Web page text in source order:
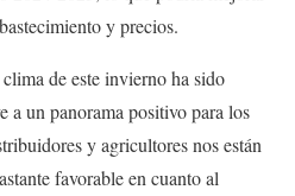
y precios.
de este invierno ha sido
a un panorama positivo para los
y agricultores nos están
favorable en cuanto al